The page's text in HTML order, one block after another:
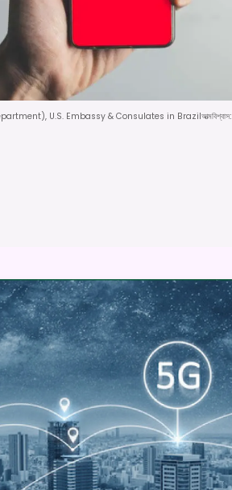
U.S. Embassy & Consulates in Brazilআত্মবিশ্বাস: